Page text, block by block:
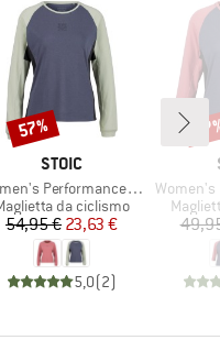
MARCHIO
STOIC
PerformanceMerino LofsdalenSt. MTB L/S
di prodotti
da ciclismo
Prezzo
54,95 €Prezzo ridotto
23,63 €
5,0(2)
Sconto
57%
Articolo
Women's